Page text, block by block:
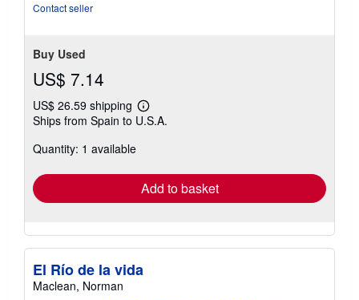
Contact seller
Buy Used
US$ 7.14
US$ 26.59 shipping
Learn
more
Ships from Spain to U.S.A.
Quantity: 1 available
Add to basket
El Río de la vida
Maclean, Norman